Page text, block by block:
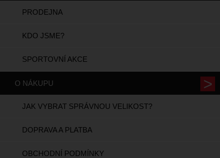
PRODEJNA
KDO JSME?
SPORTOVNÍ AKCE
O NÁKUPU
JAK VYBRAT SPRÁVNOU VELIKOST?
DOPRAVA A PLATBA
OBCHODNÍ PODMÍNKY